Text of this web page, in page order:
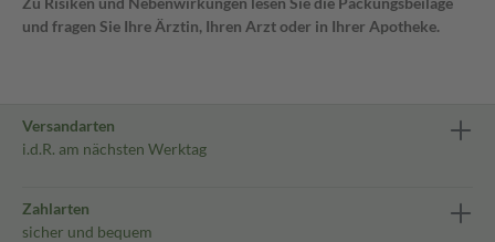
und fragen Sie Ihre Ärztin, Ihren Arzt oder in Ihrer Apotheke.
Versandarten
i.d.R. am nächsten Werktag
Zahlarten
sicher und bequem